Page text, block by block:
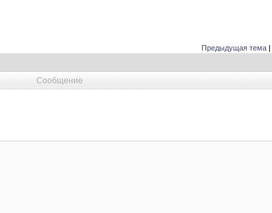
Предыдущая тема |
Сообщение